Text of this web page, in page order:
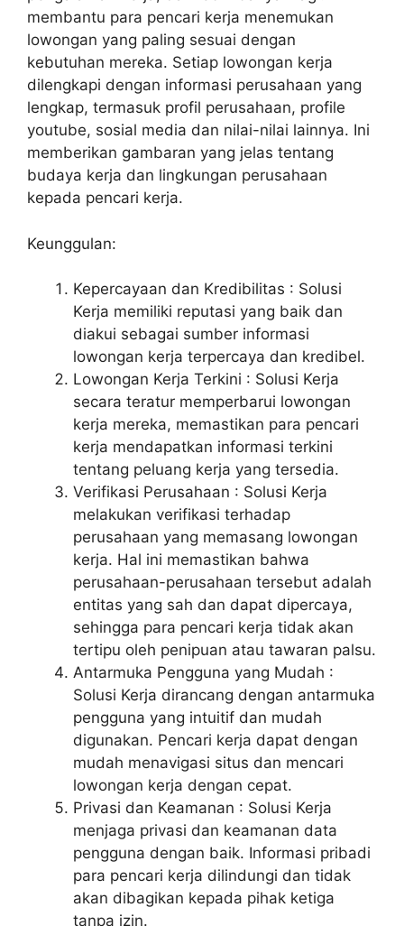
membantu para pencari kerja menemukan
lowongan yang paling sesuai dengan
kebutuhan mereka. Setiap lowongan kerja
dilengkapi dengan informasi perusahaan yang
lengkap, termasuk profil perusahaan, profile
youtube, sosial media dan nilai-nilai lainnya. Ini
memberikan gambaran yang jelas tentang
budaya kerja dan lingkungan perusahaan
kepada pencari kerja.
Keunggulan:
Kepercayaan dan Kredibilitas : Solusi
Kerja memiliki reputasi yang baik dan
diakui sebagai sumber informasi
lowongan kerja terpercaya dan kredibel.
Lowongan Kerja Terkini : Solusi Kerja
secara teratur memperbarui lowongan
kerja mereka, memastikan para pencari
kerja mendapatkan informasi terkini
tentang peluang kerja yang tersedia.
Verifikasi Perusahaan : Solusi Kerja
melakukan verifikasi terhadap
perusahaan yang memasang lowongan
kerja. Hal ini memastikan bahwa
perusahaan-perusahaan tersebut adalah
entitas yang sah dan dapat dipercaya,
sehingga para pencari kerja tidak akan
tertipu oleh penipuan atau tawaran palsu.
Antarmuka Pengguna yang Mudah :
Solusi Kerja dirancang dengan antarmuka
pengguna yang intuitif dan mudah
digunakan. Pencari kerja dapat dengan
mudah menavigasi situs dan mencari
lowongan kerja dengan cepat.
Privasi dan Keamanan : Solusi Kerja
menjaga privasi dan keamanan data
pengguna dengan baik. Informasi pribadi
para pencari kerja dilindungi dan tidak
akan dibagikan kepada pihak ketiga
tanpa izin.